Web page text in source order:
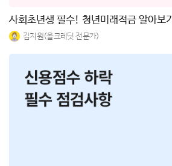
사회초년생 필수! 청년미래적금 알아보기
김지원(올크레딧 전문가)